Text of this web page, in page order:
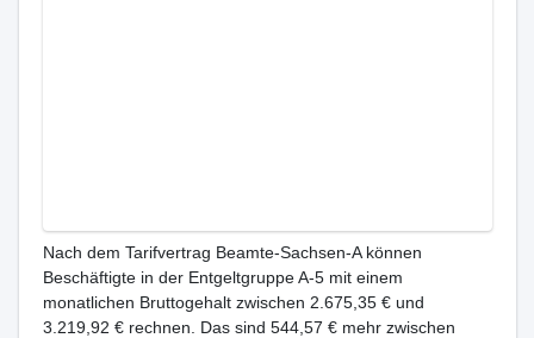
Nach dem Tarifvertrag Beamte-Sachsen-A können
Beschäftigte in der Entgeltgruppe A-5 mit einem
monatlichen Bruttogehalt zwischen 2.675,35 € und
3.219,92 € rechnen. Das sind 544,57 € mehr zwischen